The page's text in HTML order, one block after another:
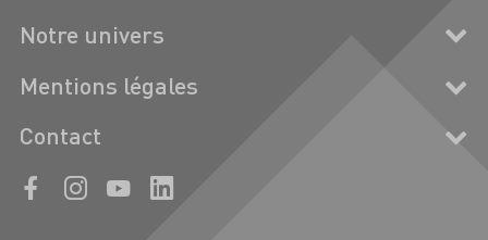
Notre univers
Mentions légales
Contact